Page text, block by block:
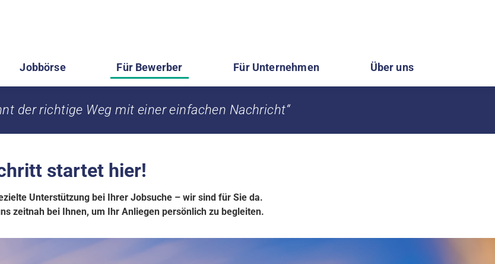
Jobbörse Für Bewerber Für Unternehmen Über uns
der richtige Weg mit einer einfachen Nachricht“
startet hier!
Unterstützung bei Ihrer Jobsuche – wir sind für Sie da.
zeitnah bei Ihnen, um Ihr Anliegen persönlich zu begleiten.